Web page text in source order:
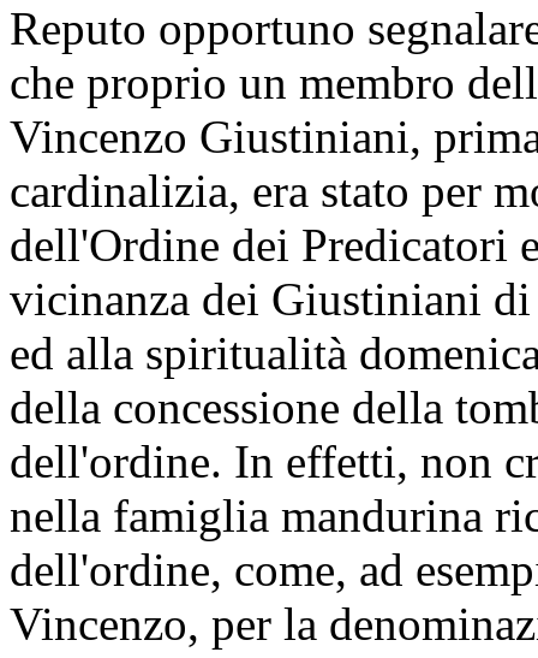
Reputo opportuno
che proprio un membro
Vincenzo Giustiniani,
cardinalizia, era stato per
dell'Ordine dei Predicatori
vicinanza dei Giustiniani
ed alla spiritualità
della concessione della
dell'ordine. In effetti, non
nella famiglia mandurina
dell'ordine, come, ad
Vincenzo, per la